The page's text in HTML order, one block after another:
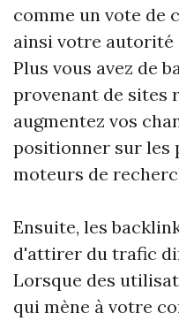
comme un vote de
ainsi votre autorité
Plus vous avez de
provenant de sites
augmentez vos
positionner sur les
moteurs de
Ensuite, les
d'attirer du trafic
Lorsque des
qui mène à votre